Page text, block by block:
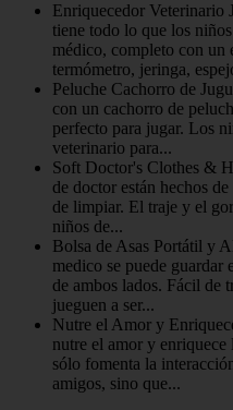
Enriquecedor Veterinario
tiene todo lo que los
médico, completo con un
termómetro, jeringa,
Peluche Cachorro de
con un cachorro de
perfecto para jugar. Los
veterinario para...
Soft Doctor's Clothes &
de doctor están hechos
de limpiar. El traje y el
niños de...
Bolsa de Asas Portátil y
medico se puede guardar
de ambos lados. Fácil de
jueguen a ser...
Nutre el Amor y
nutre el amor y
sólo fomenta la
amigos, sino que...